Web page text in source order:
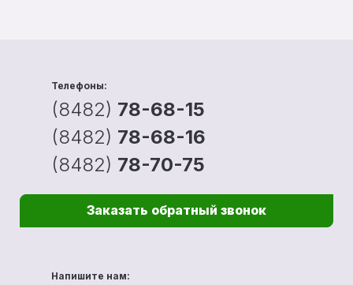
Телефоны:
(8482) 78-68-15
(8482) 78-68-16
(8482) 78-70-75
Заказать обратный звонок
Напишите нам: